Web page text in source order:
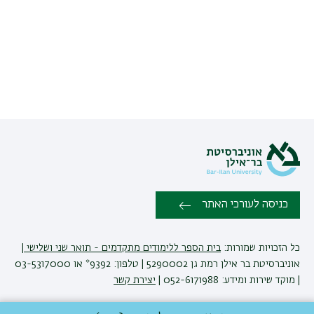
כניסה לעורכי האתר
כל הזכויות שמורות: בית הספר ללימודים מתקדמים - תואר שני ושלישי
אוניברסיטת בר אילן רמת גן 5290002 | טלפון: 9392* או 03-5317000
| מוקד שירות ומידע: 052-6171988 |
יצירת קשר